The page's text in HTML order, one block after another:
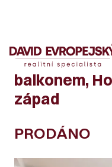
Mezonetový
balkonem,
západ
PRODÁNO